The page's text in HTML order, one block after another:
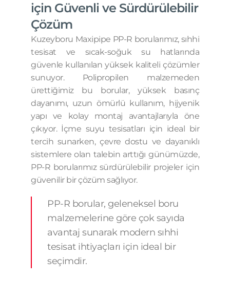
için Güvenli ve Sürdürülebilir
Çözüm
Kuzeyboru Maxipipe PP-R borularımız, sıhhi
tesisat ve sıcak-soğuk su hatlarında
güvenle kullanılan yüksek kaliteli çözümler
sunuyor. Polipropilen malzemeden
ürettiğimiz bu borular, yüksek basınç
dayanımı, uzun ömürlü kullanım, hijyenik
yapı ve kolay montaj avantajlarıyla öne
çıkıyor. İçme suyu tesisatları için ideal bir
tercih sunarken, çevre dostu ve dayanıklı
sistemlere olan talebin arttığı günümüzde,
PP-R borularımız sürdürülebilir projeler için
güvenilir bir çözüm sağlıyor.
PP-R borular, geleneksel boru
malzemelerine göre çok sayıda
avantaj sunarak modern sıhhi
tesisat ihtiyaçları için ideal bir
seçimdir.